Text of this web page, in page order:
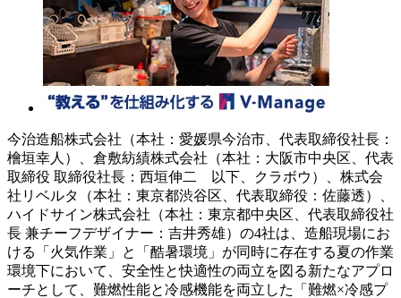
今治造船株式会社（本社：愛媛県今治市、代表取締役社長：
檜垣幸人）、倉敷紡績株式会社（本社：大阪市中央区、代表
取締役 取締役社長：西垣伸二 以下、クラボウ）、株式会
社リベルタ（本社：東京都渋谷区、代表取締役：佐藤透）、
ハイドサイン株式会社（本社：東京都中央区、代表取締役社
長 兼チーフデザイナー：吉井秀雄）の4社は、造船現場にお
ける「火気作業」と「酷暑環境」が同時に存在する夏の作業
環境下において、安全性と快適性の両立を図る新たなアプロ
ーチとして、難燃性能と冷感機能を両立した「難燃×冷感プ